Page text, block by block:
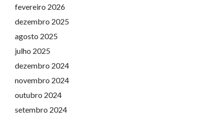
fevereiro 2026
dezembro 2025
agosto 2025
julho 2025
dezembro 2024
novembro 2024
outubro 2024
setembro 2024